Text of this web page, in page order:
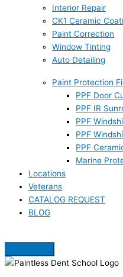
Interior Repair
CK1 Ceramic
Paint Correction
Window Tinting
Auto Detailing
Paint Protection
PPF Door
PPF IR
PPF
PPF
PPF
Marine
Locations
Veterans
CATALOG REQUEST
BLOG